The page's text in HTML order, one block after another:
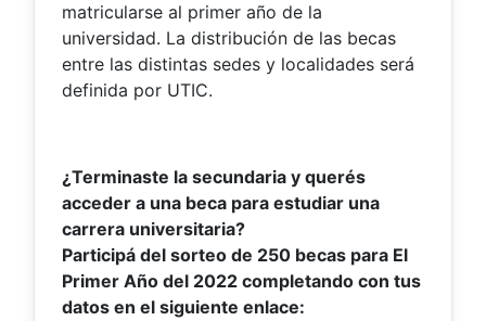
matricularse al primer año de la
universidad. La distribución de las becas
entre las distintas sedes y localidades será
definida por UTIC.
¿Terminaste la secundaria y querés
acceder a una beca para estudiar una
carrera universitaria?
Participá del sorteo de 250 becas para El
Primer Año del 2022 completando con tus
datos en el siguiente enlace: